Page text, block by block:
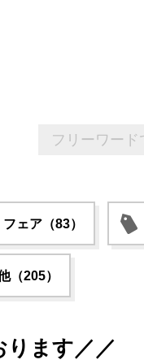
ェア（83）
（205）
ります／／